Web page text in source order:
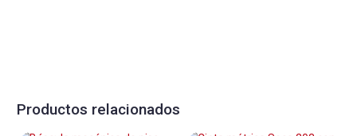
Productos relacionados